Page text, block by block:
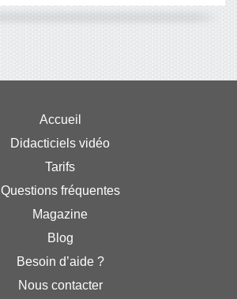
Accueil
Didacticiels vidéo
Tarifs
Questions fréquentes
Magazine
Blog
Besoin d’aide ?
Nous contacter